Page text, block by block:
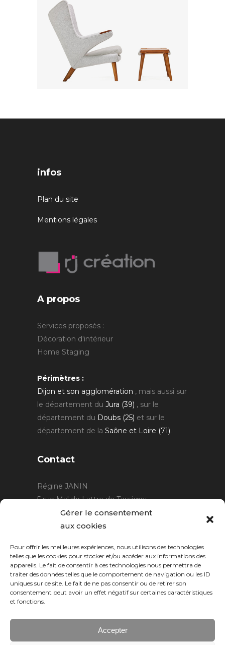
Gérer le consentement
aux cookies
Pour offrir les meilleures expériences, nous utilisons des technologies
telles que les cookies pour stocker et/ou accéder aux informations des
appareils. Le fait de consentir à ces technologies nous permettra de
traiter des données telles que le comportement de navigation ou les ID
uniques sur ce site. Le fait de ne pas consentir ou de retirer son
consentement peut avoir un effet négatif sur certaines caractéristiques
et fonctions.
Accepter
infos
Plan du site
Mentions légales
A propos
Services proposés :
Décoration d'intérieur
Home Staging
Périmètres :
Dijon et son agglomération , mais aussi sur
le département du Jura (39) , sur le
département du Doubs (25) et sur le
département de la Saône et Loire (71).
Contact
Régine JANIN
5 rue Mal de Lattre de Tassigny
21220 Gevrey Chambertin
06 15 15 80 29
Horaires :sur rendez-vous.